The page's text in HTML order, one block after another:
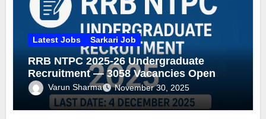
Latest Jobs Sarkari Job
RRB NTPC 2025-26 Undergraduate
Recruitment — 3058 Vacancies Open
(Apply by 4 Dec 2025)
Varun Sharma November 30, 2025